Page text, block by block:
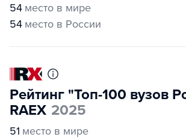
54 место в мире
54 место в России
Рейтинг "Топ-100 вузов
RAEX 2025
51 место в мире